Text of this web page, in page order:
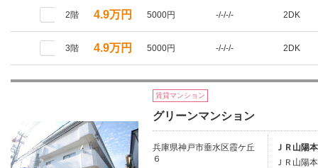
2階 4.9万円 5000円 -/-/-/- 2DK
3階 4.9万円 5000円 -/-/-/- 2DK
賃貸マンション
グリーンマンション
兵庫県神戸市垂水区霞ケ丘
６
ＪＲ山陽
ＪＲ山陽